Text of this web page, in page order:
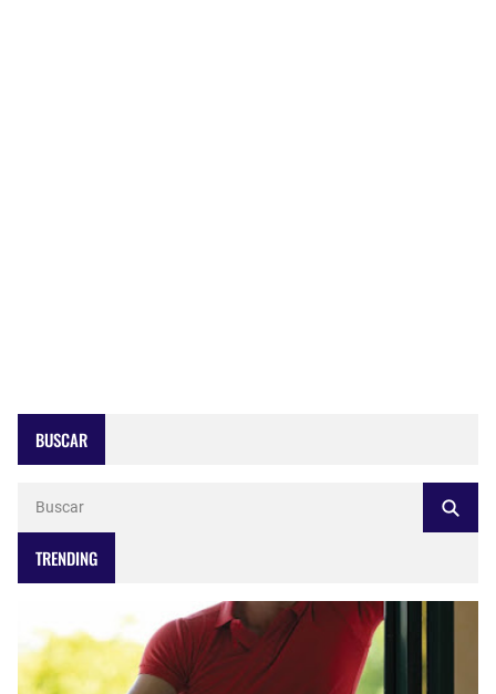
BUSCAR
TRENDING